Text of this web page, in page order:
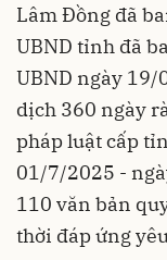
Lâm Đồng đã
UBND tỉnh đã
UBND ngày 19/
dịch 360 ngày
pháp luật cấp
01/7/2025 -
110 văn bản
thời đáp ứng